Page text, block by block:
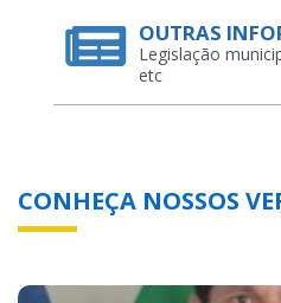
OUTRAS
Legislação
etc
CONHEÇA NOSSOS